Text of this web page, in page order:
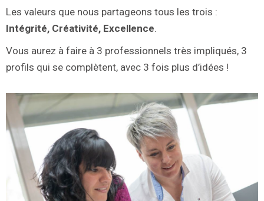
Les valeurs que nous partageons tous les trois :
Intégrité, Créativité, Excellence.
Vous aurez à faire à 3 professionnels très impliqués, 3
profils qui se complètent, avec 3 fois plus d’idées !